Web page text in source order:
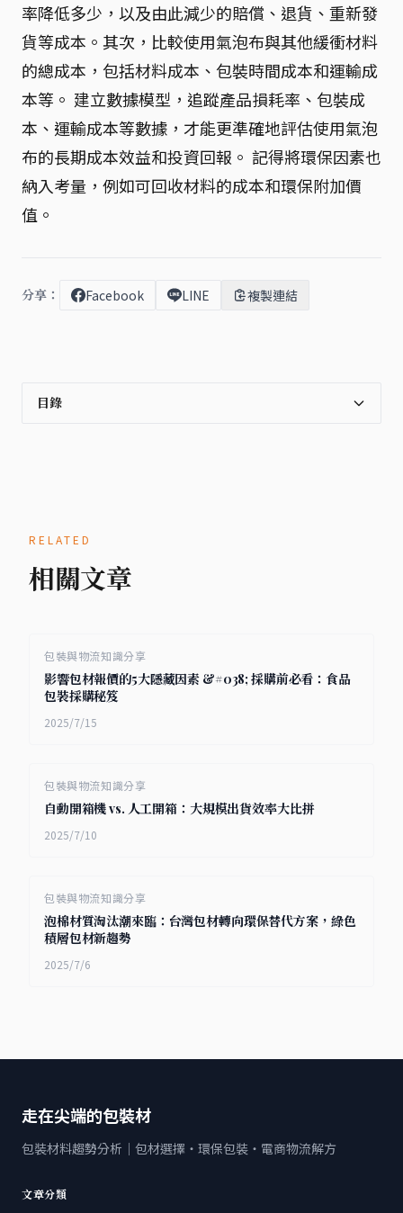
率降低多少，以及由此減少的賠償、退貨、重新發
貨等成本。其次，比較使用氣泡布與其他緩衝材料
的總成本，包括材料成本、包裝時間成本和運輸成
本等。 建立數據模型，追蹤產品損耗率、包裝成
本、運輸成本等數據，才能更準確地評估使用氣泡
布的長期成本效益和投資回報。 記得將環保因素也
納入考量，例如可回收材料的成本和環保附加價
值。
分享： Facebook LINE 複製連結
目錄
RELATED
相關文章
包裝與物流知識分享
影響包材報價的5大隱藏因素 &#038; 採購前必看：食品
包裝採購秘笈
2025/7/15
包裝與物流知識分享
自動開箱機 vs. 人工開箱：大規模出貨效率大比拼
2025/7/10
包裝與物流知識分享
泡棉材質淘汰潮來臨：台灣包材轉向環保替代方案，綠色
積層包材新趨勢
2025/7/6
走在尖端的包裝材
包裝材料趨勢分析｜包材選擇・環保包裝・電商物流解方
文章分類